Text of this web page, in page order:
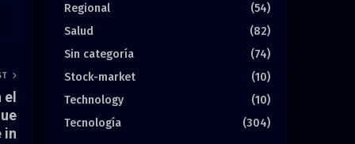
in
Regional
(54)
Salud
(82)
Sin categoría
(74)
Stock-market
(10)
Technology
(10)
Tecnología
(304)